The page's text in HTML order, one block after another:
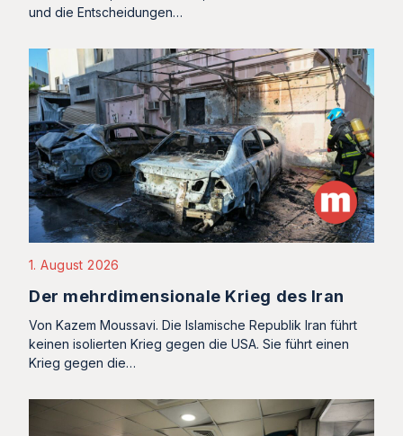
und die Entscheidungen…
1. August 2026
Der mehrdimensionale Krieg des Iran
Von Kazem Moussavi. Die Islamische Republik Iran führt
keinen isolierten Krieg gegen die USA. Sie führt einen
Krieg gegen die…